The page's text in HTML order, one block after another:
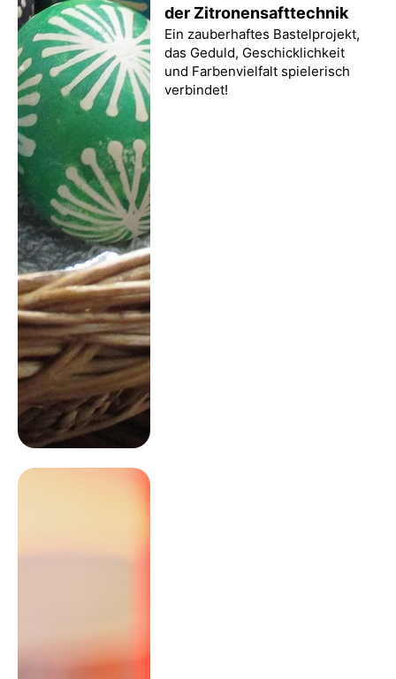
der Zitronensafttechnik
Ein zauberhaftes Bastelprojekt,
das Geduld, Geschicklichkeit
und Farbenvielfalt spielerisch
verbindet!